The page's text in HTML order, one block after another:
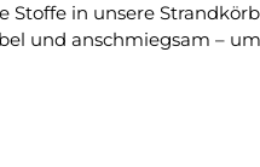
in unsere
und anschmiegsam –